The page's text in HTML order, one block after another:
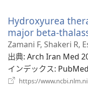
Hydroxyurea
major beta-
Zamani F, Shakeri R,
出典‎: Arch Iran Med
インデックス‎:
https://